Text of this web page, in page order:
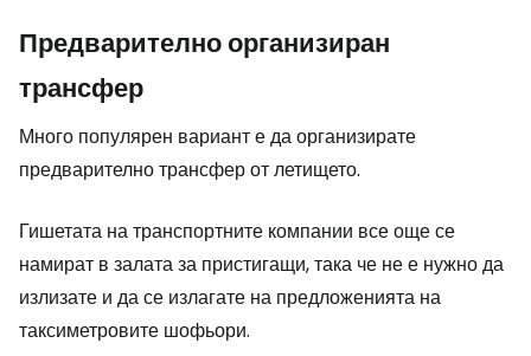
Предварително организиран
трансфер
Много популярен вариант е да организирате
предварително трансфер от летището.
Гишетата на транспортните компании все още се
намират в залата за пристигащи, така че не е нужно да
излизате и да се излагате на предложенията на
таксиметровите шофьори.